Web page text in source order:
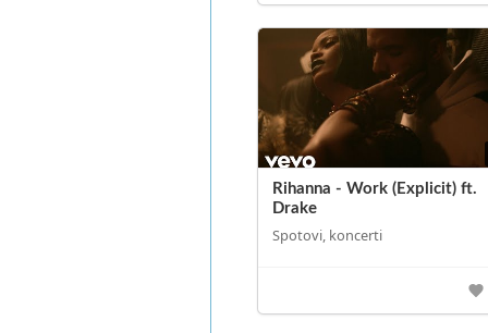
Rihanna - Work (Explicit) ft.
Drake
Spotovi, koncerti